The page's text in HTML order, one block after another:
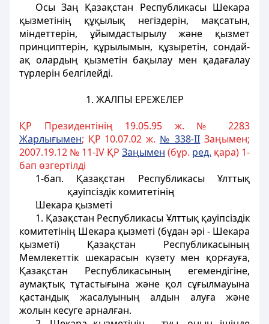
Осы Заң Қазақстан Республикасы Шекара
қызметiнiң құқылық негiздерiн, мақсатын,
мiндеттерiн, ұйымдастырылу және қызмет
принциптерiн, құрылымын, құзыретiн, сондай-
ақ олардың қызметiн бақылау мен қадағалау
түрлерiн белгiлейдi.
1. ЖАЛПЫ ЕРЕЖЕЛЕР
ҚР Президентінің 19.05.95 ж. № 2283
Жарлығымен; ҚР 10.07.02 ж. № 338-II Заңымен;
2007.19.12 № 11-ІV ҚР Заңымен (бұр. ред. қара) 1-
бап өзгертiлдi
1-бап. Қазақстан Республикасы Ұлттық
қауiпсiздiк комитетiнiң
Шекара қызметi
1. Қазақстан Республикасы Ұлттық қауiпсiздiк
комитетiнiң Шекара қызметi (бұдан әрi - Шекара
қызметi) Қазақстан Республикасының
Мемлекеттік шекарасын күзету мен қорғауға,
Қазақстан Республикасының егемендігіне,
аумақтықтұтастығына және қол сұғылмауына
қастандық жасалуының
алдын алуға және
жолын кесуге арналған.